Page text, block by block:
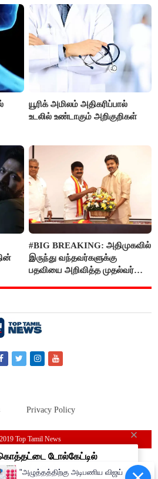
யூரிக் அமிலம் அதிகரிப்பால்
உடலில் உண்டாகும் அறிகுறிகள்
#BIG BREAKING: அதிமுகவில்
இருந்து வந்தவர்களுக்கு
பதவியை அறிவித்த முதல்வர்
Privacy Policy
Top Tamil News
"அழுத்தத்திற்கு அடிபணிய விஜய்